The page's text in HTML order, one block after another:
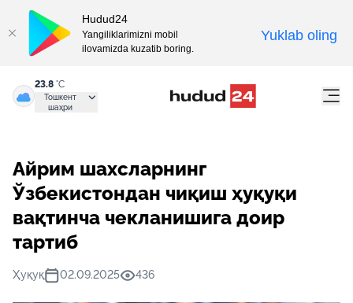
23.8 °C
Тошкент
шаҳри
Айрим шахсларнинг
Ўзбекистондан чиқиш ҳуқуқи
вақтинча чекланишига доир
тартиб
Ҳуқуқ 02.09.2025 436
Hudud24
Yangiliklarimizni mobil
ilovamizda kuzatib boring.
Yuklab oling